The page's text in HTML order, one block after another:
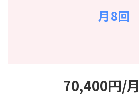
月8回
70,400円/月